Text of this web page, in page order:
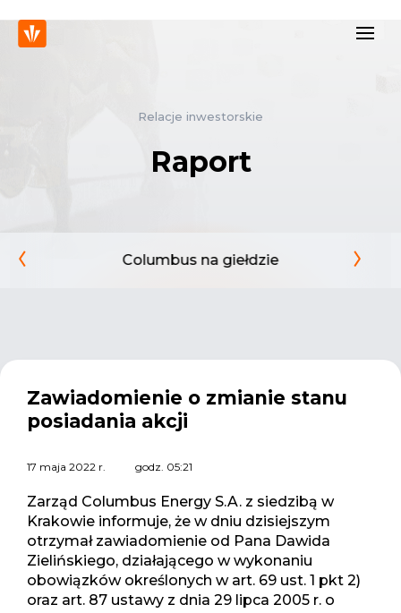
Relacje inwestorskie
Raport
Columbus na giełdzie
Zawiadomienie o zmianie stanu
posiadania akcji
17 maja 2022 r. godz. 05:21
Zarząd Columbus Energy S.A. z siedzibą w
Krakowie informuje, że w dniu dzisiejszym
otrzymał zawiadomienie od Pana Dawida
Zielińskiego, działającego w wykonaniu
obowiązków określonych w art. 69 ust. 1 pkt 2)
oraz art. 87 ustawy z dnia 29 lipca 2005 r. o